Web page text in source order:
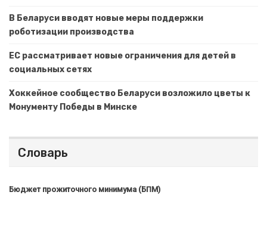
В Беларуси вводят новые меры поддержки
роботизации производства
ЕС рассматривает новые ограничения для детей в
социальных сетях
Хоккейное сообщество Беларуси возложило цветы к
Монументу Победы в Минске
Словарь
Бюджет прожиточного минимума (БПМ)